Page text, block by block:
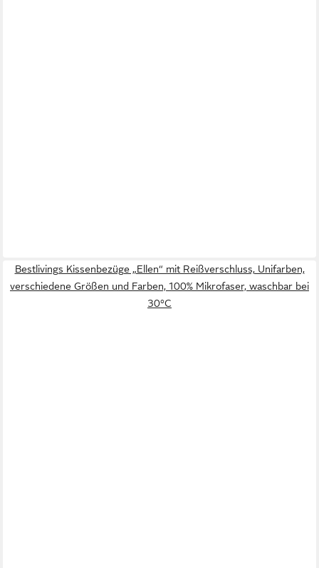
Bestlivings Kissenbezüge „Ellen“ mit Reißverschluss, Unifarben,
verschiedene Größen und Farben, 100% Mikrofaser, waschbar bei
30°C